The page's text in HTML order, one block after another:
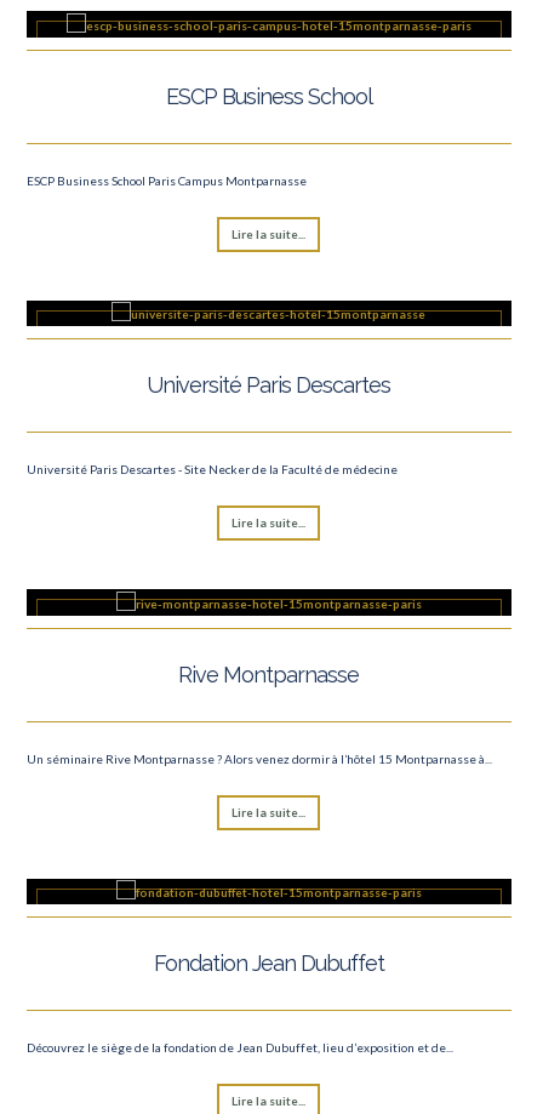
ESCP Business School
ESCP Business School Paris Campus Montparnasse
Lire la suite...
Université Paris Descartes
Université Paris Descartes - Site Necker de la Faculté de médecine
Lire la suite...
Rive Montparnasse
Un séminaire Rive Montparnasse ? Alors venez dormir à l’hôtel 15 Montparnasse à...
Lire la suite...
Fondation Jean Dubuffet
Découvrez le siège de la fondation de Jean Dubuffet, lieu d’exposition et de...
Lire la suite...